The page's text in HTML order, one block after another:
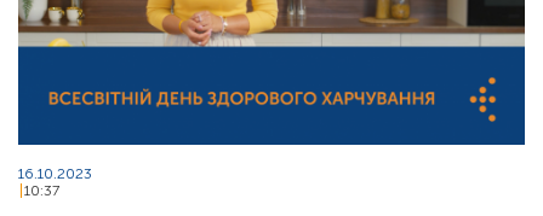
16.10.2023
10:37